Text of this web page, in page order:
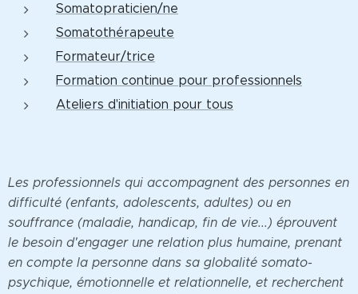
Somatopraticien/ne
Somatothérapeute
Formateur/trice
Formation continue pour professionnels
Ateliers d'initiation pour tous
Les professionnels qui accompagnent des personnes en
difficulté (enfants, adolescents, adultes) ou en
souffrance (maladie, handicap, fin de vie...) éprouvent
le besoin d'engager une relation plus humaine, prenant
en compte la personne dans sa globalité somato-
psychique, émotionnelle et relationnelle, et recherchent